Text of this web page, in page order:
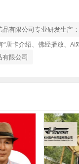
有限公司专业研发生产
唐卡介绍、佛经播放、Ai
有限公司